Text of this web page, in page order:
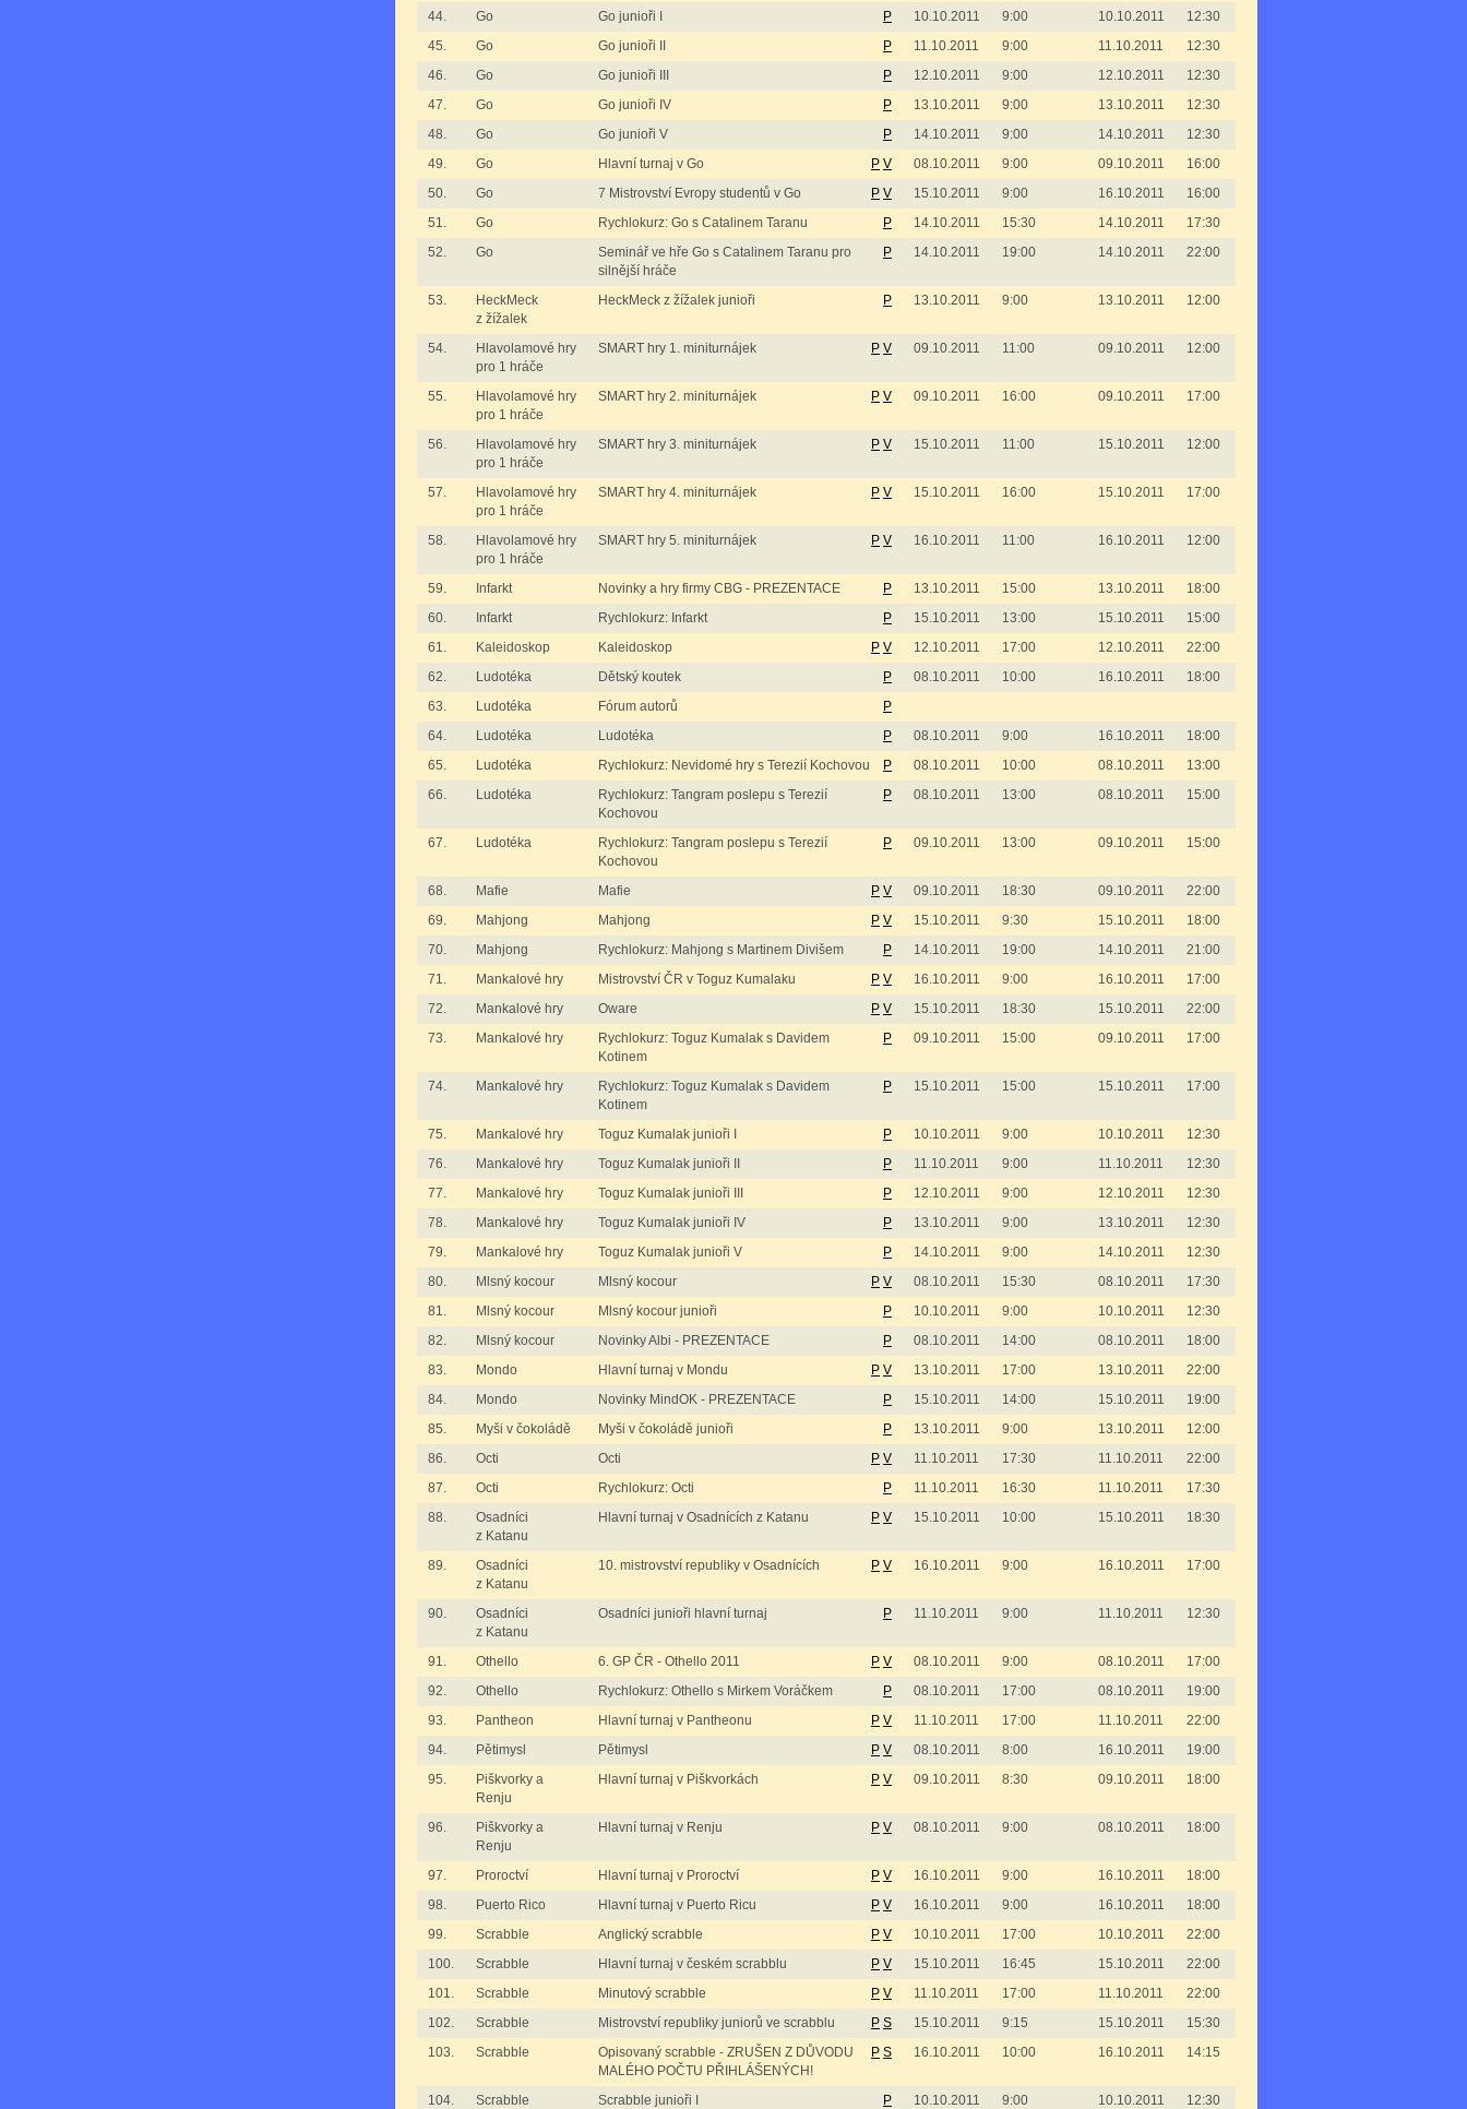
44.
Go Go junioři I P 10.10.2011 9:00 10.10.2011
12:30
45.
Go Go junioři II P 11.10.2011 9:00 11.10.2011
12:30
46.
Go Go junioři III P 12.10.2011 9:00 12.10.2011
12:30
47.
Go Go junioři IV P 13.10.2011 9:00 13.10.2011
12:30
48.
Go Go junioři V P 14.10.2011 9:00 14.10.2011
12:30
49.
Go Hlavní turnaj v Go P V 08.10.2011 9:00 09.10.2011
16:00
50.
Go 7 Mistrovství Evropy studentů v Go P V 15.10.2011 9:00 16.10.2011
16:00
51.
Go Rychlokurz: Go s Catalinem Taranu P 14.10.2011 15:30 14.10.2011
17:30
52.
Go
Seminář ve hře Go s Catalinem Taranu pro
silnější hráče
P 14.10.2011 19:00 14.10.2011 22:00
53.
HeckMeck
z žížalek
HeckMeck z žížalek junioři P 13.10.2011 9:00 13.10.2011 12:00
54.
Hlavolamové hry
pro 1 hráče
SMART hry 1. miniturnájek P V 09.10.2011 11:00 09.10.2011 12:00
55.
Hlavolamové hry
pro 1 hráče
SMART hry 2. miniturnájek P V 09.10.2011 16:00 09.10.2011 17:00
56.
Hlavolamové hry
pro 1 hráče
SMART hry 3. miniturnájek P V 15.10.2011 11:00 15.10.2011 12:00
57.
Hlavolamové hry
pro 1 hráče
SMART hry 4. miniturnájek P V 15.10.2011 16:00 15.10.2011 17:00
58.
Hlavolamové hry
pro 1 hráče
SMART hry 5. miniturnájek P V 16.10.2011 11:00 16.10.2011 12:00
59. Infarkt Novinky a hry firmy CBG - PREZENTACE P 13.10.2011 15:00 13.10.2011
18:00
60.
Infarkt Rychlokurz: Infarkt P 15.10.2011 13:00 15.10.2011
15:00
61.
Kaleidoskop Kaleidoskop P V 12.10.2011 17:00 12.10.2011
22:00
62.
Ludotéka Dětský koutek P 08.10.2011 10:00 16.10.2011
18:00
63.
Ludotéka Fórum autorů
P
64.
Ludotéka Ludotéka P 08.10.2011 9:00 16.10.2011
18:00
65.
Ludotéka Rychlokurz: Nevidomé hry s Terezií Kochovou P 08.10.2011 10:00 08.10.2011
13:00
66.
Ludotéka
Rychlokurz: Tangram poslepu s Terezií
Kochovou
P 08.10.2011 13:00 08.10.2011 15:00
67. Ludotéka
Rychlokurz: Tangram poslepu s Terezií
Kochovou
P 09.10.2011 13:00 09.10.2011 15:00
68. Mafie Mafie P V 09.10.2011 18:30 09.10.2011
22:00
69.
Mahjong Mahjong P V 15.10.2011 9:30 15.10.2011
18:00
70.
Mahjong Rychlokurz: Mahjong s Martinem Divišem P 14.10.2011 19:00 14.10.2011
21:00
71.
Mankalové hry Mistrovství ČR v Toguz Kumalaku P V 16.10.2011 9:00 16.10.2011
17:00
72.
Mankalové hry Oware P V 15.10.2011 18:30 15.10.2011
22:00
73.
Mankalové hry
Rychlokurz: Toguz Kumalak s Davidem
Kotinem
P 09.10.2011 15:00 09.10.2011 17:00
74. Mankalové hry
Rychlokurz: Toguz Kumalak s Davidem
Kotinem
P 15.10.2011 15:00 15.10.2011 17:00
75. Mankalové hry Toguz Kumalak junioři I P 10.10.2011 9:00 10.10.2011
12:30
76.
Mankalové hry Toguz Kumalak junioři II P 11.10.2011 9:00 11.10.2011
12:30
77.
Mankalové hry Toguz Kumalak junioři III P 12.10.2011 9:00 12.10.2011
12:30
78.
Mankalové hry Toguz Kumalak junioři IV P 13.10.2011 9:00 13.10.2011
12:30
79.
Mankalové hry Toguz Kumalak junioři V P 14.10.2011 9:00 14.10.2011
12:30
80.
Mlsný kocour Mlsný kocour P V 08.10.2011 15:30 08.10.2011
17:30
81.
Mlsný kocour Mlsný kocour junioři P 10.10.2011 9:00 10.10.2011
12:30
82.
Mlsný kocour Novinky Albi - PREZENTACE P 08.10.2011 14:00 08.10.2011
18:00
83.
Mondo Hlavní turnaj v Mondu P V 13.10.2011 17:00 13.10.2011
22:00
84.
Mondo Novinky MindOK - PREZENTACE P 15.10.2011 14:00 15.10.2011
19:00
85.
Myši v čokoládě Myši v čokoládě junioři P 13.10.2011 9:00 13.10.2011
12:00
86.
Octi Octi P V 11.10.2011 17:30 11.10.2011
22:00
87.
Octi Rychlokurz: Octi P 11.10.2011 16:30 11.10.2011
17:30
88.
Osadníci
z Katanu
Hlavní turnaj v Osadnících z Katanu P V 15.10.2011 10:00 15.10.2011 18:30
89.
Osadníci
z Katanu
10. mistrovství republiky v Osadnících P V 16.10.2011 9:00 16.10.2011 17:00
90.
Osadníci
z Katanu
Osadníci junioři hlavní turnaj P 11.10.2011 9:00 11.10.2011 12:30
91. Othello 6. GP ČR - Othello 2011 P V 08.10.2011 9:00 08.10.2011
17:00
92.
Othello Rychlokurz: Othello s Mirkem Voráčkem P 08.10.2011 17:00 08.10.2011
19:00
93.
Pantheon Hlavní turnaj v Pantheonu P V 11.10.2011 17:00 11.10.2011
22:00
94.
Pětimysl Pětimysl P V 08.10.2011 8:00 16.10.2011
19:00
95.
Piškvorky a
Renju
Hlavní turnaj v Piškvorkách P V 09.10.2011 8:30 09.10.2011 18:00
96.
Piškvorky a
Renju
Hlavní turnaj v Renju P V 08.10.2011 9:00 08.10.2011 18:00
97. Proroctví Hlavní turnaj v Proroctví P V 16.10.2011 9:00 16.10.2011
18:00
98.
Puerto Rico Hlavní turnaj v Puerto Ricu P V 16.10.2011 9:00 16.10.2011
18:00
99.
Scrabble Anglický scrabble P V 10.10.2011 17:00 10.10.2011
22:00
100.
Scrabble Hlavní turnaj v českém scrabblu P V 15.10.2011 16:45 15.10.2011
22:00
101.
Scrabble Minutový scrabble P V 11.10.2011 17:00 11.10.2011
22:00
102.
Scrabble Mistrovství republiky juniorů ve scrabblu P S 15.10.2011 9:15 15.10.2011
15:30
103.
Scrabble
Opisovaný scrabble - ZRUŠEN Z DŮVODU
MALÉHO POČTU PŘIHLÁŠENÝCH!
P S 16.10.2011 10:00 16.10.2011 14:15
104. Scrabble Scrabble junioři I P 10.10.2011 9:00 10.10.2011 12:30